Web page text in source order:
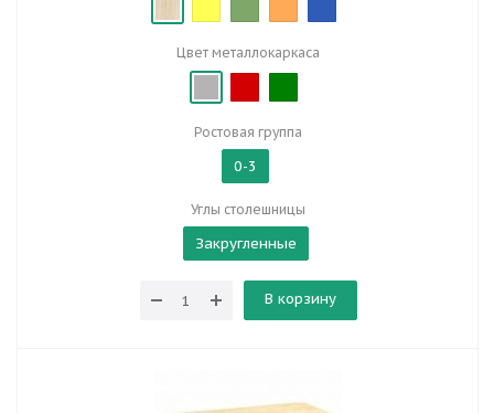
Цвет металлокаркаса
Ростовая группа
0-3
Углы столешницы
Закругленные
В корзину